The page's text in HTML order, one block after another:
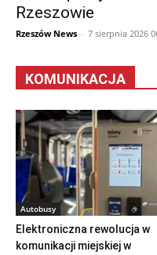
Rzeszowie
Rzeszów News - 7 sierpnia 2026
KOMUNIKACJA
Autobusy
Elektroniczna rewolucja w
komunikacji miejskiej w